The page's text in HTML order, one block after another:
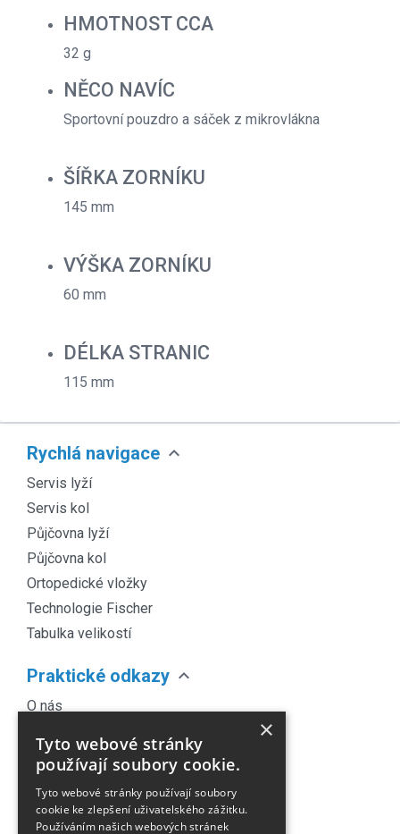
HMOTNOST CCA
32 g
NĚCO NAVÍC
Sportovní pouzdro a sáček z mikrovlákna
ŠÍŘKA ZORNÍKU
145 mm
VÝŠKA ZORNÍKU
60 mm
DÉLKA STRANIC
115 mm
Rychlá navigace expand_more
Servis lyží
Servis kol
Půjčovna lyží
Půjčovna kol
Ortopedické vložky
Technologie Fischer
Tabulka velikostí
Praktické odkazy expand_more
O nás
Obchodní podmínky
Kontakt
×
Tyto webové stránky
používají soubory cookie.
Tyto webové stránky používají soubory
cookie ke zlepšení uživatelského zážitku.
Používáním našich webových stránek